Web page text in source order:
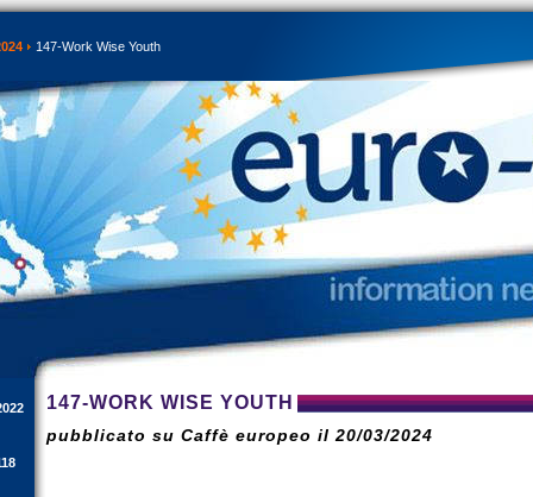
147-Work Wise Youth
147-WORK WISE YOUTH
pubblicato su Caffè europeo il 20/03/2024